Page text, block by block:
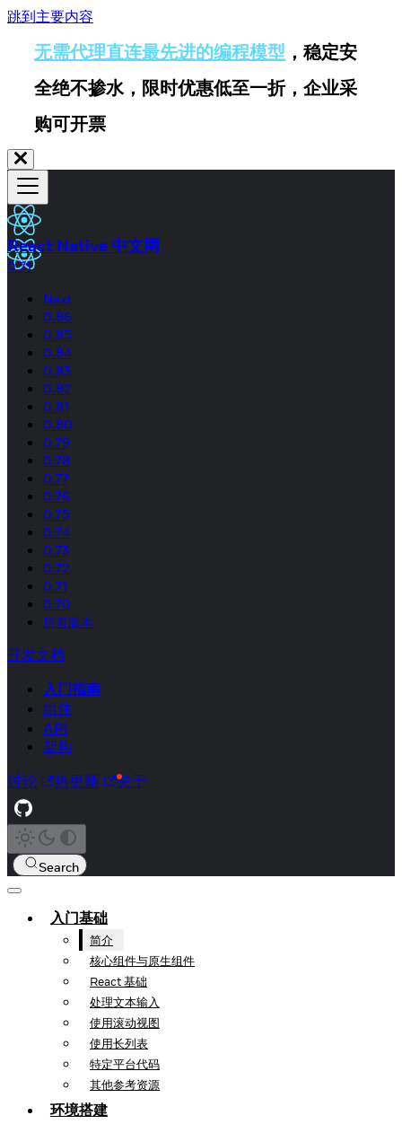
跳到主要内容
无需代理直连最先进的编程模型 ，稳定安
全绝不掺水，限时优惠低至一折，企业采
购可开票
React Native 中文网
0.71
Next
0.86
0.85
0.84
0.83
0.82
0.81
0.80
0.79
0.78
0.77
0.76
0.75
0.74
0.73
0.72
0.71
0.70
所有版本
开发文档
入门指南
组件
API
架构
讨论 热更新 关于
Search
入门基础
简介
核心组件与原生组件
React 基础
处理文本输入
使用滚动视图
使用长列表
特定平台代码
其他参考资源
环境搭建